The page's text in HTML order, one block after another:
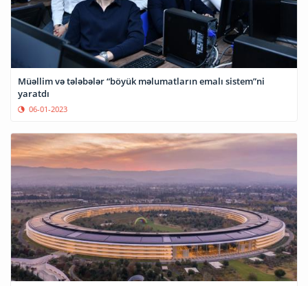
Müəllim və tələbələr “böyük məlumatların emalı sistem”ni
yaratdı
06-01-2023